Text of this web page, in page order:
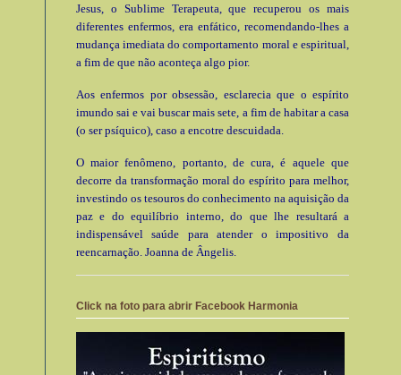
Jesus, o Sublime Terapeuta, que recuperou os mais
diferentes enfermos, era enfático, recomendando-lhes a
mudança imediata do comportamento moral e espiritual,
a fim de que não aconteça algo pior.
Aos enfermos por obsessão, esclarecia que o espírito
imundo sai e vai buscar mais sete, a fim de habitar a casa
(o ser psíquico), caso a encotre descuidada.
O maior fenômeno, portanto, de cura, é aquele que
decorre da transformação moral do espírito para melhor,
investindo os tesouros do conhecimento na aquisição da
paz e do equilíbrio interno, do que lhe resultará a
indispensável saúde para atender o impositivo da
reencarnação. Joanna de Ângelis.
Click na foto para abrir Facebook Harmonia